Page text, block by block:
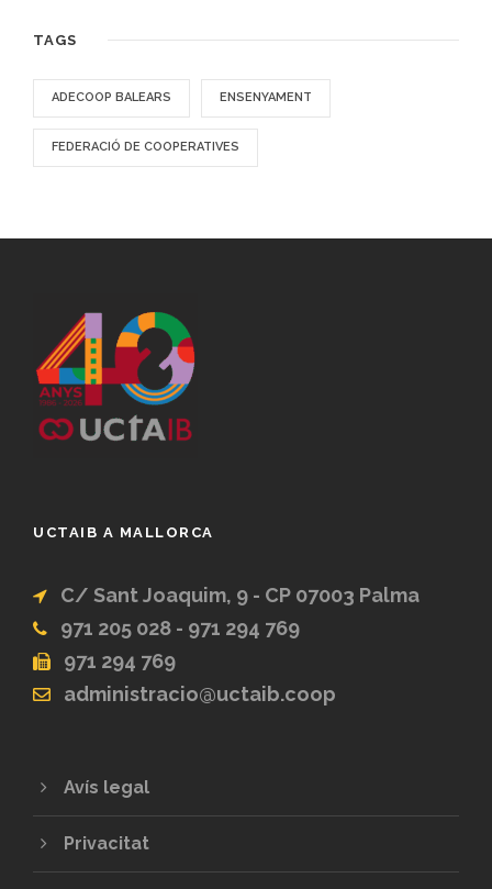
TAGS
ADECOOP BALEARS ENSENYAMENT
FEDERACIÓ DE COOPERATIVES
UCTAIB A MALLORCA
C/ Sant Joaquim, 9 - CP 07003 Palma
971 205 028 - 971 294 769
971 294 769
administracio@uctaib.coop
Avís legal
Privacitat